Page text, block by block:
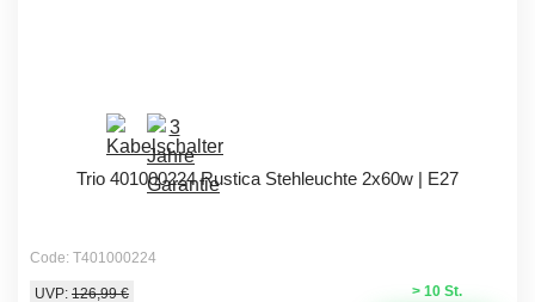
Trio 401000224 Rustica Stehleuchte 2x60w | E27
Code: T401000224
> 10 St.
UVP: 126,99 €